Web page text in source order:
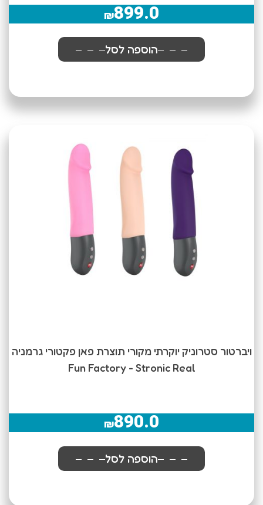
₪899.0
הוספה לסל
ויברטור סטרוניק יוקרתי מקורי תוצרת פאן פקטורי גרמניה
Fun Factory - Stronic Real
₪890.0
הוספה לסל